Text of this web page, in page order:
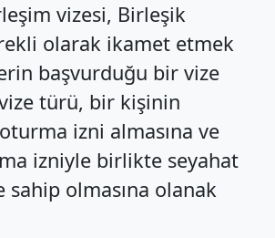
vizesi, Birleşik
olarak ikamet etmek
başvurduğu bir vize
türü, bir kişinin
izni almasına ve
izniyle birlikte seyahat
sahip olmasına olanak